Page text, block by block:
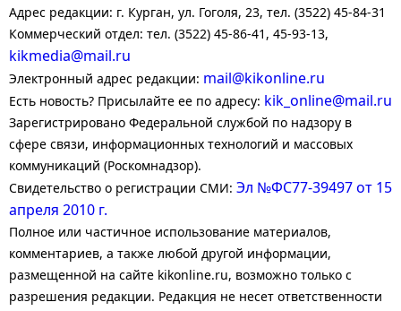
Адрес редакции: г. Курган, ул. Гоголя, 23, тел. (3522) 45-84-31
Коммерческий отдел: тел. (3522) 45-86-41, 45-93-13,
kikmedia@mail.ru
Электронный адрес редакции: mail@kikonline.ru
Есть новость? Присылайте ее по адресу: kik_online@mail.ru
Зарегистрировано Федеральной службой по надзору в
сфере связи, информационных технологий и массовых
коммуникаций (Роскомнадзор).
Свидетельство о регистрации СМИ: Эл №ФС77-39497 от 15
апреля 2010 г.
Полное или частичное использование материалов,
комментариев, а также любой другой информации,
размещенной на сайте kikonline.ru, возможно только с
разрешения редакции. Редакция не несет ответственности